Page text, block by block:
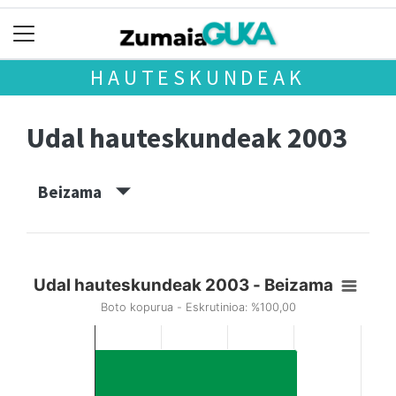
HAUTESKUNDEAK
Udal hauteskundeak 2003
Beizama
Udal hauteskundeak 2003 - Beizama
Boto kopurua - Eskrutinioa: %100,00